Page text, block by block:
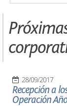
28/09/2017
Recepción a
Operación